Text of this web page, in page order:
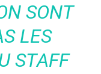
SONT
LES
STAFF